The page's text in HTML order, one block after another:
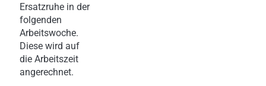
Ersatzruhe in der
folgenden
Arbeitswoche.
Diese wird auf
die Arbeitszeit
angerechnet.